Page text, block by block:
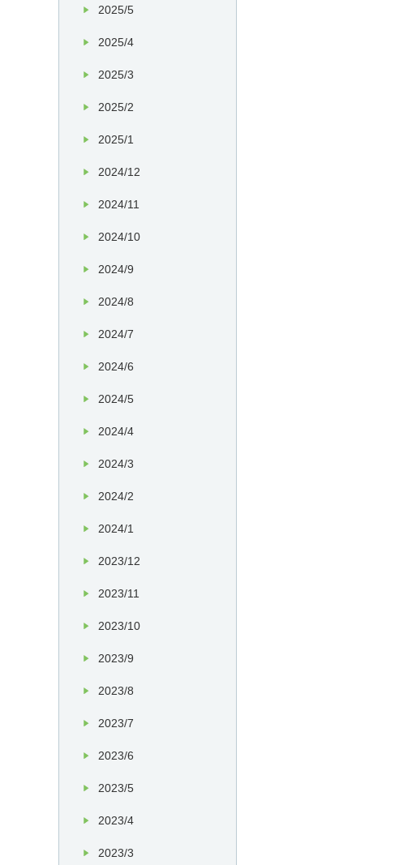
2025/5
2025/4
2025/3
2025/2
2025/1
2024/12
2024/11
2024/10
2024/9
2024/8
2024/7
2024/6
2024/5
2024/4
2024/3
2024/2
2024/1
2023/12
2023/11
2023/10
2023/9
2023/8
2023/7
2023/6
2023/5
2023/4
2023/3